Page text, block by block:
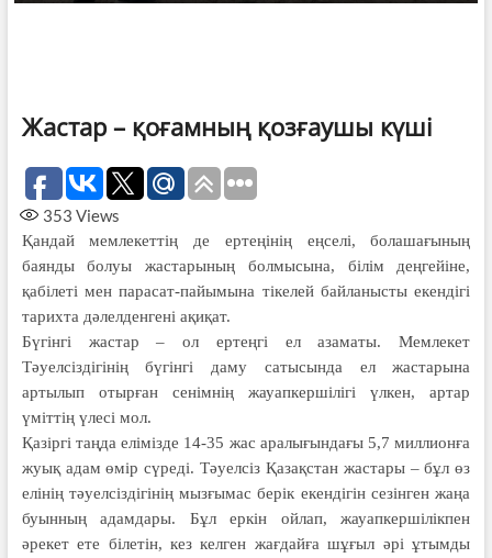
Жастар – қоғамның қозғаушы күші
353 Views
Қандай мемлекеттің де ертеңінің еңселі, болашағының
баянды болуы жастарының болмысына, білім деңгейіне,
қабілеті мен парасат-пайымына тікелей байланысты екендігі
тарихта дәлелденгені ақиқат.
Бүгінгі жастар – ол ертеңгі ел азаматы. Мемлекет
Тәуелсіздігінің бүгінгі даму сатысында ел жастарына
артылып отырған сенімнің жауап­кершілігі үлкен, артар
үміттің үлесі мол.
Қазіргі таңда елімізде 14-35 жас аралығындағы 5,7 миллионға
жуық адам өмір сүреді. Тәуелсіз Қазақстан жастары – бұл өз
елінің тәуелсіздігінің мызғымас берік екендігін сезінген жаңа
буынның адамдары. Бұл еркін ойлап, жауапкершілікпен
әрекет ете білетін, кез келген жағдайға шұғыл әрі ұтымды